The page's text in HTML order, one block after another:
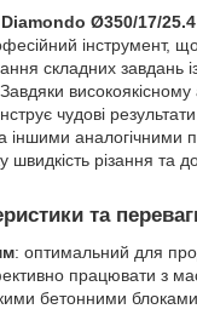
Diamondo Ø350/17/
інструмент,
складних завдань
Завдяки
чудові
іншими аналогічними
різання та
та
: оптимальний для
працювати з
бетонними блоками.